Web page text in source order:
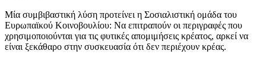
Μία συμβιβαστική λύση προτείνει η Σοσιαλιστική ομάδα του
Ευρωπαϊκού Κοινοβουλίου: Να επιτραπούν οι περιγραφές που
χρησιμοποιούνται για τις φυτικές απομιμήσεις κρέατος, αρκεί να
είναι ξεκάθαρο στην συσκευασία ότι δεν περιέχουν κρέας.